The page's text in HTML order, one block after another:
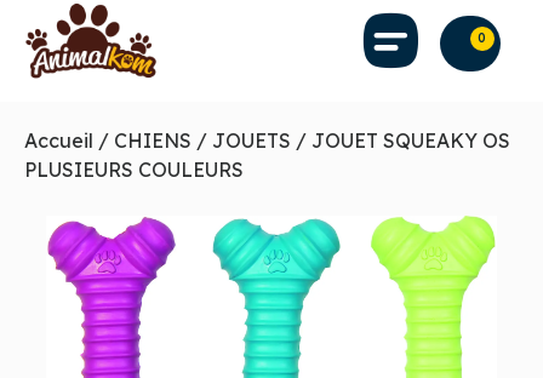
0
Accueil / CHIENS / JOUETS / JOUET SQUEAKY OS
PLUSIEURS COULEURS